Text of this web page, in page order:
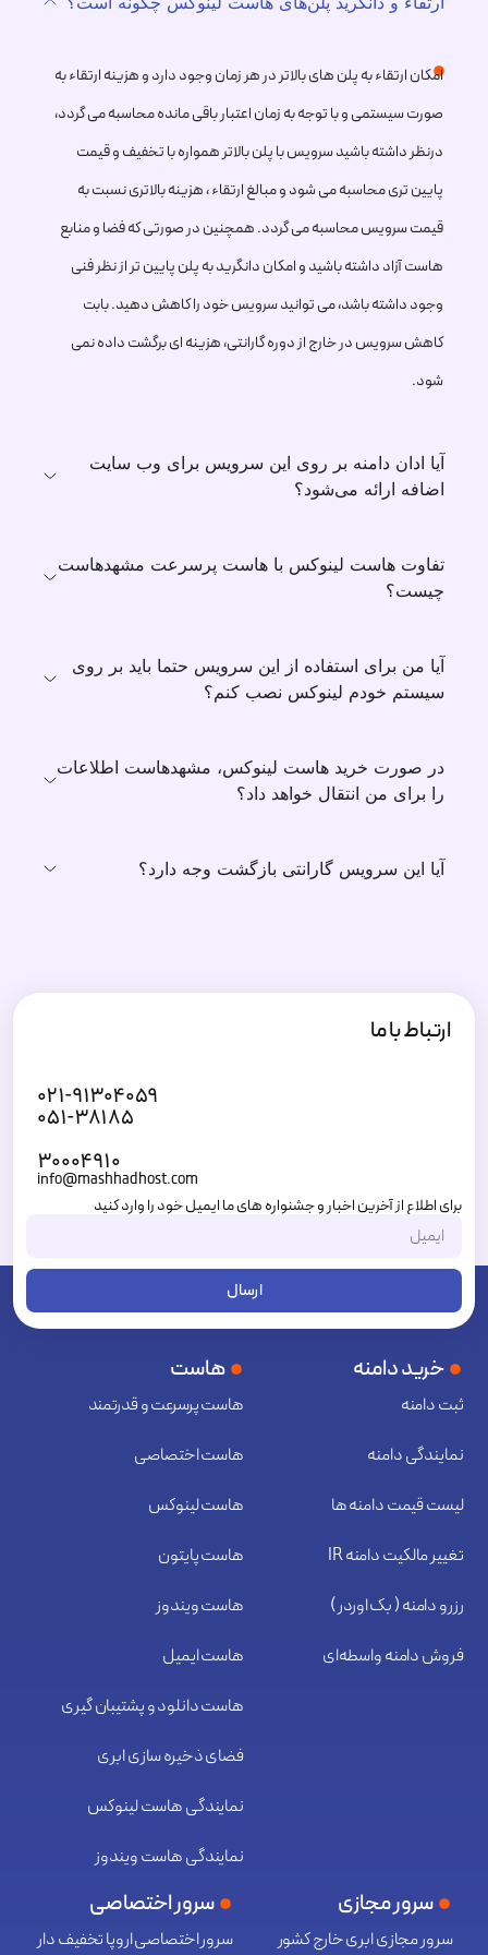
پرکاربردترین سیستم عامل‌ها در سراسر جهان شناخته
شود. امروزه سیستم عامل لینوکس در بسیاری از دستگاه‌ها
و سرورهای دنیا استفاده می‌شود و از آن برای اجرای
برنامه‌های تحت وب، سرور ایمیل، فایل سرور، سرورهای
سرو‌های داخل ایران و سرور‌های خارج از ایران دسته بندی
اروپایی و ایران قرار گرفته‌اند. در ادامه با موقعیت این سرورها
بیشتر آشنا خواهید شد.
1) هاست لینوکس سی پنل
ایران
هستند، توصیه می کنیم ازهاست سی پنل ایران استفاده
پنل ایران
سوال : چرا باید از هاست لینوکس
داخل ایران استفاده کنیم؟
اختلال گردد، در صورتی که وب سایت شما در ایران میزبانی
دهد. در این شرایط وب سایت‌هایی که در خارج از کشور
میزبانی می‌شوند با اختلال و عدم سرویس‌دهی مواجه
خواهند شد که می‌تواند ضربه بزرگی به این دسته از سایت‌ها
وارد نماید.
تا به صورت رایگان اطلاعات هاست سی پنل خارج از کشور
شما را به هاست سی پنل ایران انتقال دهیم.
2) هاست لینوکس خارج از
کشور
امکان ارتقاء به پلن های بالاتر در هر زمان وجود دارد و هزینه ارتقاء به
صورت سیستمی و با توجه به زمان اعتبار باقی مانده محاسبه می گردد،
درنظر داشته باشید سرویس با پلن بالاتر همواره با تخفیف و قیمت
پایین تری محاسبه می شود و مبالغ ارتقاء ، هزینه بالاتری نسبت به
قیمت سرویس محاسبه می گردد. همچنین در صورتی که فضا و منابع
هاست آزاد داشته باشید و امکان دانگرید به پلن پایین تر از نظر فنی
وجود داشته باشد، می توانید سرویس خود را کاهش دهید. بابت
کاهش سرویس در خارج از دوره گارانتی، هزینه ای برگشت داده نمی
شود.
آیا ادان دامنه بر روی این سرویس برای وب سایت
اضافه ارائه می‌شود؟
تفاوت هاست لینوکس با هاست پرسرعت مشهدهاست
چیست؟
آیا من برای استفاده از این سرویس حتما باید بر روی
سیستم خودم لینوکس نصب کنم؟
در صورت خرید هاست لینوکس، مشهدهاست اطلاعات
را برای من انتقال خواهد داد؟
آیا این سرویس گارانتی بازگشت وجه دارد؟
ارتباط با ما
۰۲۱-۹۱۳۰۴۰۵۹
۰۵۱-۳۸۱۸۵
۳۰۰۰۴۹۱۰
info@mashhadhost.com
برای اطلاع از آخرین اخبار و جشنواره های ما ایمیل خود را وارد کنید
ارسال
خرید دامنه
ثبت دامنه
نمایندگی دامنه
لیست قیمت دامنه ها
تغییر مالکیت دامنه IR
رزرو دامنه ( بک اوردر )
فروش دامنه واسطه‌ای
هاست
هاست پرسرعت و قدرتمند
هاست اختصاصی
هاست لینوکس
هاست پایتون
هاست ویندوز
هاست ایمیل
هاست دانلود و پشتیبان گیری
فضای ذخیره سازی ابری
نمایندگی هاست لینوکس
نمایندگی هاست ویندوز
سرور مجازی
سرور مجازی ابری خارج کشور
سرور اختصاصی
سرور اختصاصی اروپا تخفیف دار